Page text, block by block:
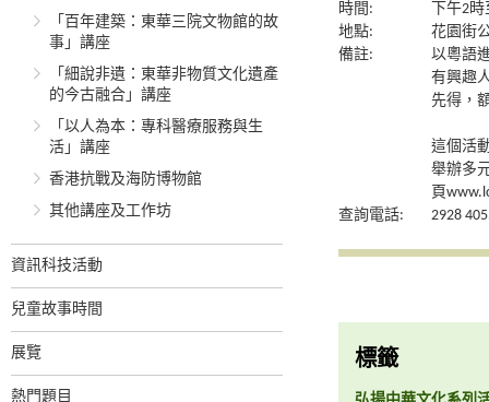
「百年建築：東華三院文物館的故
事」講座
「細說非遺：東華非物質文化遺產
的今古融合」講座
「以人為本：專科醫療服務與生
活」講座
香港抗戰及海防博物館
其他講座及工作坊
資訊科技活動
兒童故事時間
展覽
熱門題目
時間:
下午2
地點:
花園街
備註:
以粵語
有興趣
先得，
這個活
舉辦多
頁
查詢電話:
2928
標籤